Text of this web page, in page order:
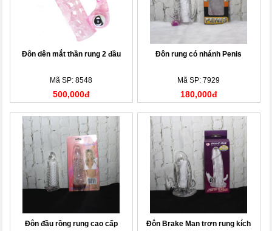
Đôn dên mắt thần rung 2 đầu
Mã SP: 8548
500,000đ
Đôn rung có nhánh Penis
Mã SP: 7929
180,000đ
Đôn đầu rồng rung cao cấp
Đôn Brake Man trơn rung kích